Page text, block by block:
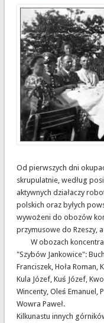
Od pierwszych dni
skrupulatnie, według
aktywnych działaczy
polskich oraz byłych
wywożeni do obozów
przymusowe do Rzeszy,
W obozach
"Szybów Jankowice":
Franciszek, Hoła Roman,
Kula Józef, Kuś Józef,
Wincenty, Oleś Emanuel,
Wowra Paweł.
Kilkunastu innych